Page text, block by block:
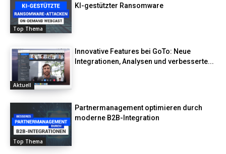
Top Thema
KI-gestützter Ransomware
Aktuell
Innovative Features bei GoTo: Neue
Integrationen, Analysen und verbesserte...
Top Thema
Partnermanagement optimieren durch
moderne B2B-Integration